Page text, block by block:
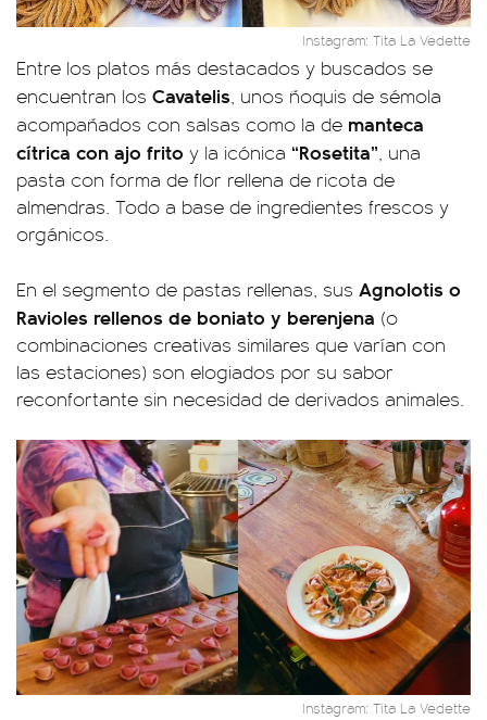
Instagram: Tita La Vedette
Entre los platos más destacados y buscados se
encuentran los Cavatelis , unos ñoquis de sémola
acompañados con salsas como la de manteca
cítrica con ajo frito y la icónica “Rosetita” , una
pasta con forma de flor rellena de ricota de
almendras. Todo a base de ingredientes frescos y
orgánicos.
En el segmento de pastas rellenas, sus Agnolotis o
Ravioles rellenos de boniato y berenjena (o
combinaciones creativas similares que varían con
las estaciones) son elogiados por su sabor
reconfortante sin necesidad de derivados animales.
Instagram: Tita La Vedette